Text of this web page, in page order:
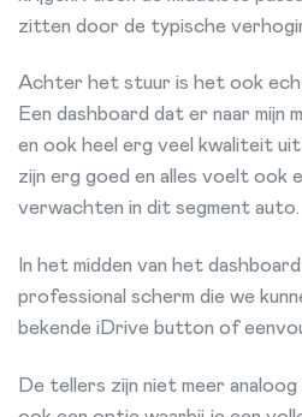
zitten door de typische
Achter het stuur is het ook
Een dashboard dat er naar mijn
en ook heel erg veel kwaliteit
zijn erg goed en alles voelt ook
verwachten in dit segment auto.
In het midden van het
professional scherm die we
bekende iDrive button of
De tellers zijn niet meer analoog